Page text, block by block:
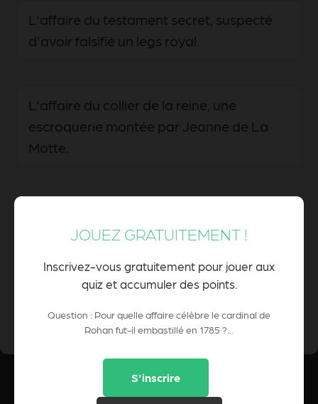
L'affaire du testament secret, suspecté
d'avoir falsifié un legs royal.
L'affaire du collier de la reine, une
escroquerie montée par Jeanne de La
Motte.
fourni des substances toxiques à la cour.
POINTS CUMULÉS : 0 Pts
JOUEZ GRATUITEMENT !
Inscrivez-vous gratuitement pour jouer aux
quiz et accumuler des points.
Question : Pour quelle affaire célèbre le cardinal de
Rohan fut-il embastillé en 1785 ?...
S'inscrire